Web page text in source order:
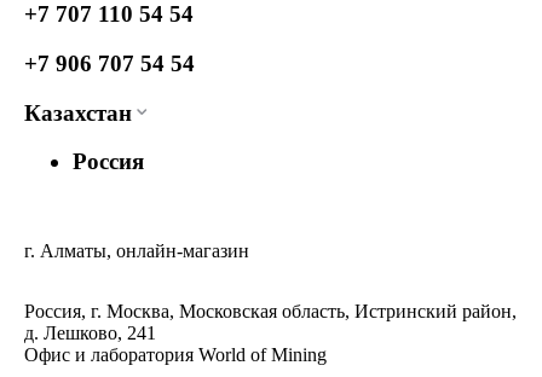
+7 707 110 54 54
+7 906 707 54 54
Казахстан
Россия
г. Алматы, онлайн-магазин
Россия, г. Москва, Московская область, Истринский район,
д. Лешково, 241
Офис и лаборатория World of Mining